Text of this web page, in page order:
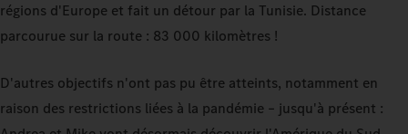
régions d'Europe et fait un détour par la Tunisie. Distance
parcourue sur la route : 83 000 kilomètres !
D'autres objectifs n'ont pas pu être atteints, notamment en
raison des restrictions liées à la pandémie – jusqu'à présent :